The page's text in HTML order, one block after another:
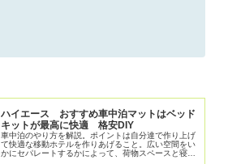
ハイエース おすすめ車中泊マットはベッド
キットが最高に快適 格安DIY
車中泊のやり方を解説。ポイントは自分達で作り上げ
て快適な移動ホテルを作りあげること。広い空間をい
かにセパレートするかによって、荷物スペースと寝る